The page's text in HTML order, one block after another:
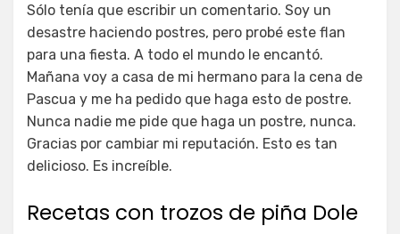
Sólo tenía que escribir un comentario. Soy un
desastre haciendo postres, pero probé este flan
para una fiesta. A todo el mundo le encantó.
Mañana voy a casa de mi hermano para la cena de
Pascua y me ha pedido que haga esto de postre.
Nunca nadie me pide que haga un postre, nunca.
Gracias por cambiar mi reputación. Esto es tan
delicioso. Es increíble.
Recetas con trozos de piña Dole